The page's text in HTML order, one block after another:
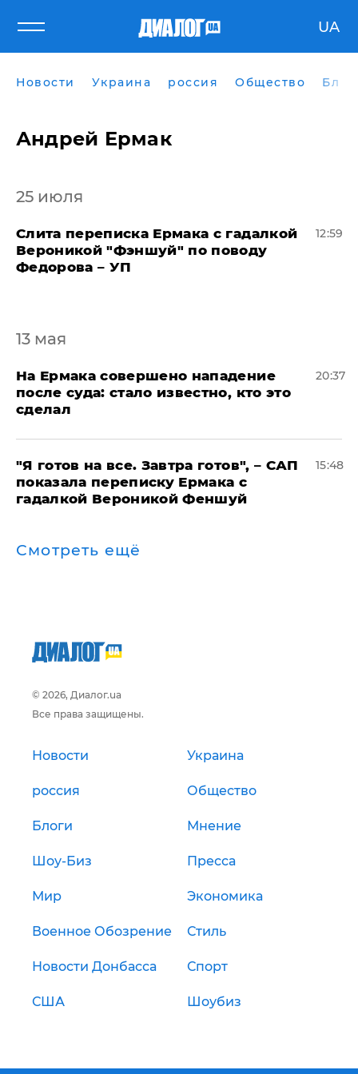
UA
Новости Украина россия Общество
Андрей Ермак
25 июля
Слита переписка Ермака с гадалкой
Вероникой "Фэншуй" по поводу
Федорова – УП
12:59
13 мая
На Ермака совершено нападение
после суда: стало известно, кто это
сделал
20:37
"Я готов на все. Завтра готов", – САП
показала переписку Ермака с
гадалкой Вероникой Феншуй
15:48
Смотреть ещё
© 2026, Диалог.ua
Все права защищены.
Новости Украина
россия Общество
Блоги Мнение
Шоу-Биз Пресса
Мир Экономика
Военное Обозрение Стиль
Новости Донбасса Спорт
США Шоубиз